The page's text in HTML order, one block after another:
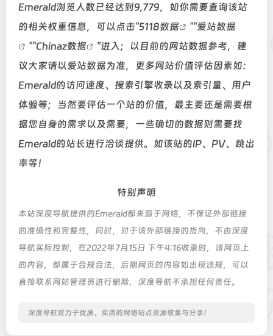
Emerald浏览人数已经达到9,779，如你需要查询该站
的相关权重信息，可以点击"5118数据 ""爱站数据
""Chinaz数据
"进入；以目前的网站数据参考，建
议大家请以爱站数据为准，更多网站价值评估因素如：
Emerald的访问速度、搜索引擎收录以及索引量、用户
体验等；当然要评估一个站的价值，最主要还是需要根
据您自身的需求以及需要，一些确切的数据则需要找
Emerald的站长进行洽谈提供。如该站的IP、PV、跳出
率等！
特别声明
本站深度导航提供的Emerald都来源于网络，不保证外部链接
的准确性和完整性，同时，对于该外部链接的指向，不由深度
导航实际控制，在2022年7月15日 下午4:16收录时，该网页上
的内容，都属于合规合法，后期网页的内容如出现违规，可以
直接联系网站管理员进行删除，深度导航不承担任何责任。
深度导航致力于优质、实用的网络站点资源收集与分享！